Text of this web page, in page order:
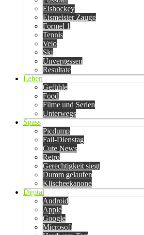
Eishockey
Eismeister Zaugg
Formel 1
Tennis
Velo
Ski
Unvergessen
Resultate
Leben
Gefühle
Food
Filme und Serien
Unterwegs
Spass
Picdump
Fail-Dienstag
Cute News
Retro
Gerechtigkeit siegt
Dumm gelaufen
Klischeekanone
Digital
Android
Apple
Google
Microsoft